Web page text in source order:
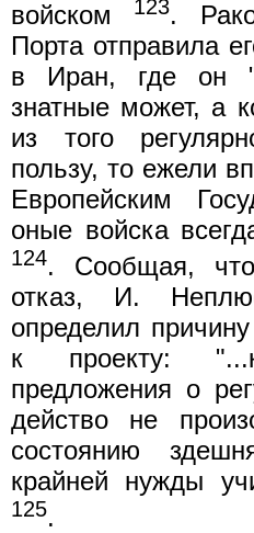
войском
123.
Порта отправила
в Иран, где он
знатные может, а
из того
пользу, то ежели
Европейским
оные войска
124. Сообщая,
отказ, И.
определил
к проекту:
предложения о
действо не
состоянию
крайней нужды
125.